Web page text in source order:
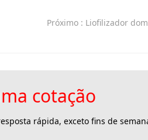
Próximo : Liofilizador
cotação
rápida, exceto fins de